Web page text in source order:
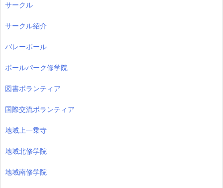
サークル
サークル紹介
バレーボール
ボールパーク修学院
図書ボランティア
国際交流ボランティア
地域上一乗寺
地域北修学院
地域南修学院